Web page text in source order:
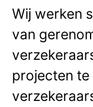
Wij werken
van
projecten te